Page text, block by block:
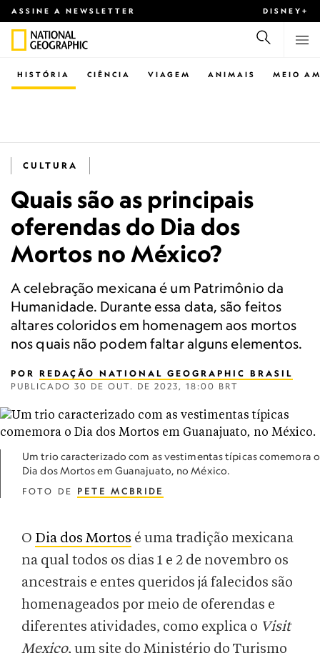
ASSINE A NEWSLETTER DISNEY+
CIÊNCIA VIAGEM ANIMAIS
HISTÓRIA MEIO
CULTURA
Quais são as principais
oferendas do Dia dos
Mortos no México?
A celebração mexicana é um Patrimônio da
Humanidade. Durante essa data, são feitos
altares coloridos em homenagem aos mortos
nos quais não podem faltar alguns elementos.
POR REDAÇÃO NATIONAL GEOGRAPHIC BRASIL
PUBLICADO 30 DE OUT. DE 2023, 18:00 BRT
Um trio caracterizado com as vestimentas típicas comemora o
Dia dos Mortos em Guanajuato, no México.
FOTO DE PETE MCBRIDE
O Dia dos Mortos é uma tradição mexicana
na qual todos os dias 1 e 2 de novembro os
ancestrais e entes queridos já falecidos são
homenageados por meio de oferendas e
diferentes atividades, como explica o Visit
Mexico, um site do Ministério do Turismo